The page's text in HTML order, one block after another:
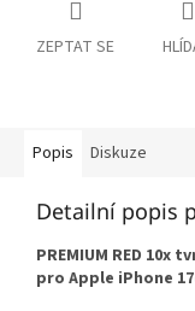
ZEPTAT SE
Popis Diskuze
Detailní popis
PREMIUM RED 10x
pro Apple iPhone